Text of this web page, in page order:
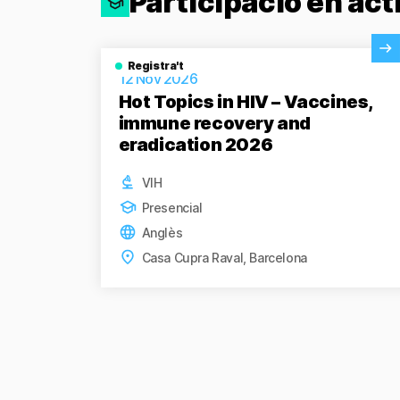
Registra't
12 Nov 2026
Hot Topics in HIV – Vaccines,
immune recovery and
eradication 2026
VIH
Presencial
Anglès
Casa Cupra Raval, Barcelona
Veure activitat